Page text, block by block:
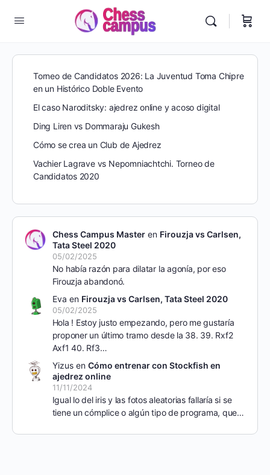
Torneo de Candidatos 2026: La Juventud Toma Chipre
en un Histórico Doble Evento
El caso Naroditsky: ajedrez online y acoso digital
Ding Liren vs Dommaraju Gukesh
Cómo se crea un Club de Ajedrez
Vachier Lagrave vs Nepomniachtchi. Torneo de
Candidatos 2020
Chess Campus Masteren Firouzja vs Carlsen,
Tata Steel 2020
05/02/2025
No había razón para dilatar la agonía, por eso
Firouzja abandonó.
Eva en Firouzja vs Carlsen, Tata Steel 2020
05/02/2025
Hola ! Estoy justo empezando, pero me gustaría
proponer un último tramo desde la 38. 39. Rxf2
Axf1 40. Rf3…
Yizusen Cómo entrenar con Stockfish en
ajedrez online
11/11/2024
Igual lo del iris y las fotos aleatorias fallaría si se
tiene un cómplice o algún tipo de programa, que…